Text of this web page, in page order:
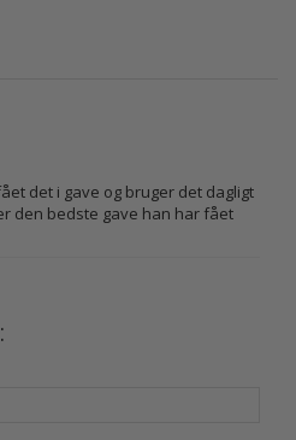
det i gave og bruger det dagligt
den bedste gave han har fået